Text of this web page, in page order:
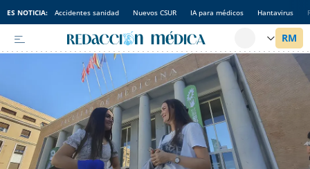
ES NOTICIA: Accidentes sanidad Nuevos CSUR IA para médicos Hantavirus